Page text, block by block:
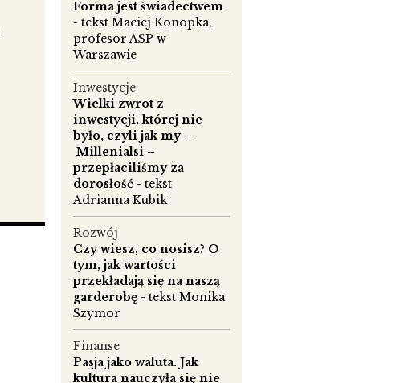
Forma jest świadectwem
- tekst Maciej Konopka,
profesor ASP w
Warszawie
Inwestycje
Wielki zwrot z
inwestycji, której nie
było, czyli jak my –
Millenialsi –
przepłaciliśmy za
dorosłość - tekst
Adrianna Kubik
Rozwój
Czy wiesz, co nosisz? O
tym, jak wartości
przekładają się na naszą
garderobę - tekst Monika
Szymor
Finanse
Pasja jako waluta. Jak
kultura nauczyła się nie